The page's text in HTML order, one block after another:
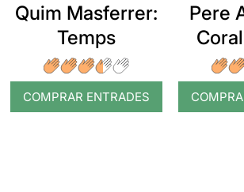
Quim Masferrer:
Temps
COMPRAR ENTRADES
Pere